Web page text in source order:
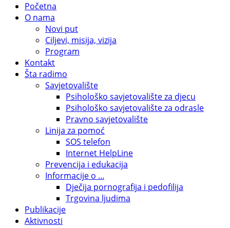
Početna
O nama
Novi put
Ciljevi, misija, vizija
Program
Kontakt
Šta radimo
Savjetovalište
Psihološko savjetovalište za djecu
Psihološko savjetovalište za odrasle
Pravno savjetovalište
Linija za pomoć
SOS telefon
Internet HelpLine
Prevencija i edukacija
Informacije o ...
Dječija pornografija i pedofilija
Trgovina ljudima
Publikacije
Aktivnosti